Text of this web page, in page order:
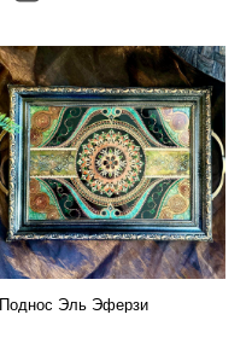
Поднос Эль Эферзи